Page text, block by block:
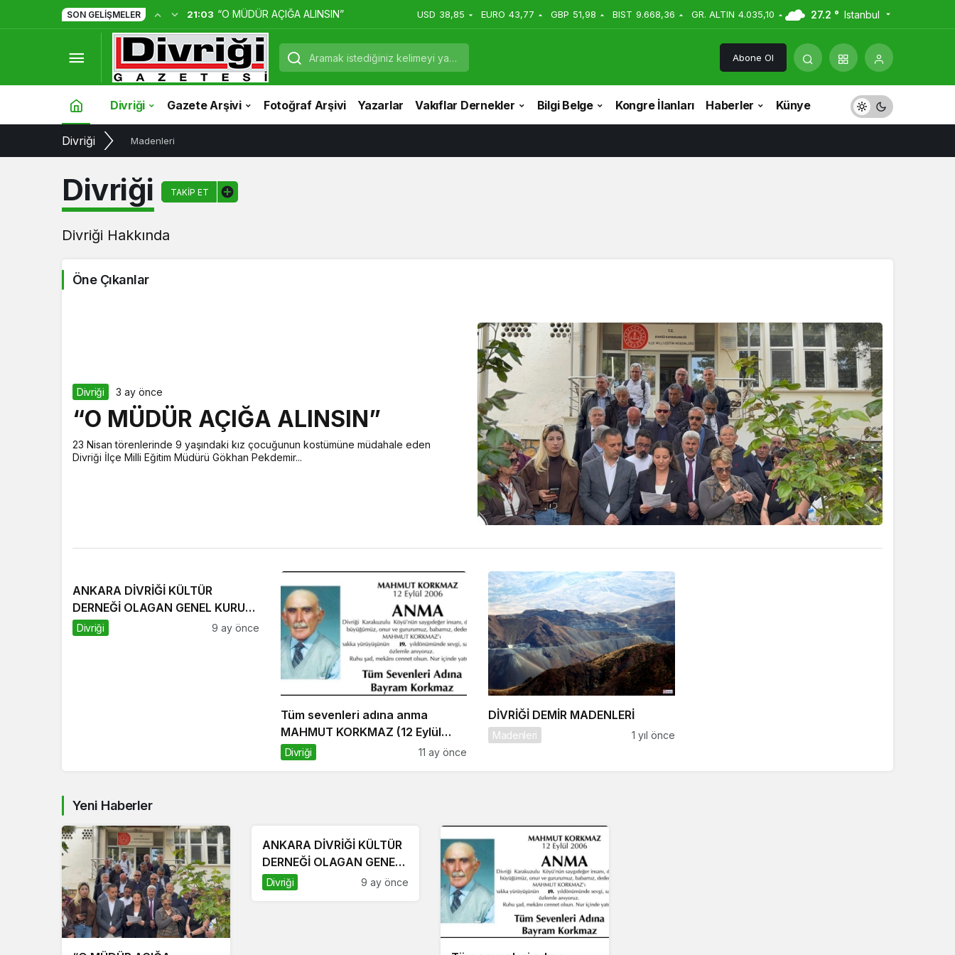
SON GELIŞMELER 21:03 “O MÜDÜR AÇIĞA ALINSIN” USD 38,85 EURO 43,77 GBP 51,98 BIST 9.668,36 GR. ALTIN 4.035,10 27.2 ° Istanbul
Abone Ol
Divriği Gazete Arşivi Fotoğraf Arşivi Yazarlar Vakıflar Dernekler Bilgi Belge Kongre İlanları Haberler Künye
Divriği Madenleri
Divriği TAKIP ET
Divriği Hakkında
Öne Çıkanlar
Divriği 3 ay önce
“O MÜDÜR AÇIĞA ALINSIN”
23 Nisan törenlerinde 9 yaşındaki kız çocuğunun kostümüne müdahale eden
Divriği İlçe Milli Eğitim Müdürü Gökhan Pekdemir...
ANKARA DİVRİĞİ KÜLTÜR
DERNEĞİ OLAGAN GENEL KURUL
TOPLANTI ÇAĞRISI
Divriği 9 ay önce
Tüm sevenleri adına anma
MAHMUT KORKMAZ (12 Eylül
2006)
Divriği 11 ay önce
DİVRİĞİ DEMİR MADENLERİ
Madenleri 1 yıl önce
Yeni Haberler
ANKARA DİVRİĞİ KÜLTÜR
DERNEĞİ OLAGAN GENEL
KURUL TOPLANTI ÇAĞRISI
Divriği 9 ay önce